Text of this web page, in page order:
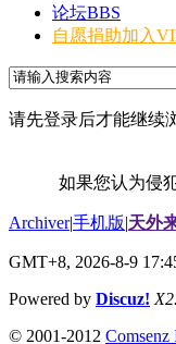
论坛BBS
自愿捐助加入
请先登录后才能继续
如果您认为侵
Archiver|手机版|天外
GMT+8, 2026-8-9
Powered by Discuz!
© 2001-2012 Comsenz